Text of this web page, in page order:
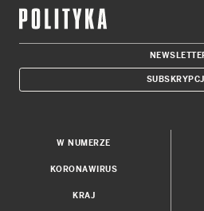
W NUMERZE
KORONAWIRUS
KRAJ